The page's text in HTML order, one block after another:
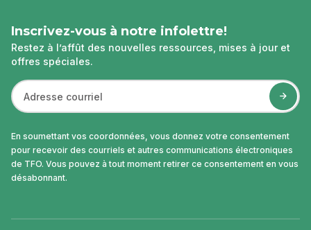
Inscrivez-vous à notre infolettre!
Restez à l’affût des nouvelles ressources, mises à jour et
offres spéciales.
En soumettant vos coordonnées, vous donnez votre consentement
pour recevoir des courriels et autres communications électroniques
de TFO. Vous pouvez à tout moment retirer ce consentement en vous
désabonnant.